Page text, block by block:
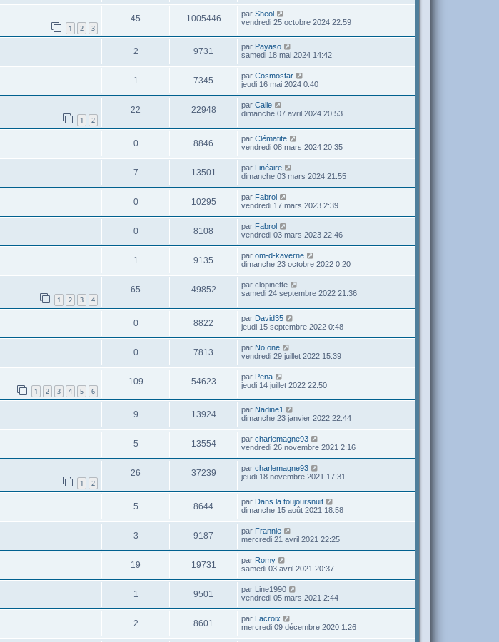
1 2 3
45 1005446 par Sheol
vendredi 25 octobre 2024 22:59
2 9731 par Payaso
samedi 18 mai 2024 14:42
1 7345 par Cosmostar
jeudi 16 mai 2024 0:40
1 2
22 22948 par Calie
dimanche 07 avril 2024 20:53
0 8846 par Clématite
vendredi 08 mars 2024 20:35
7 13501 par Linéaire
dimanche 03 mars 2024 21:55
0 10295 par Fabrol
vendredi 17 mars 2023 2:39
0 8108 par Fabrol
vendredi 03 mars 2023 22:46
1 9135 par om-d-kaverne
dimanche 23 octobre 2022 0:20
1 2 3 4
65 49852 par clopinette
samedi 24 septembre 2022 21:36
0 8822 par David35
jeudi 15 septembre 2022 0:48
0 7813 par No one
vendredi 29 juillet 2022 15:39
1 2 3 4 5 6
109 54623 par Pena
jeudi 14 juillet 2022 22:50
9 13924 par Nadine1
dimanche 23 janvier 2022 22:44
5 13554 par charlemagne93
vendredi 26 novembre 2021 2:16
1 2
26 37239 par charlemagne93
jeudi 18 novembre 2021 17:31
5 8644 par Dans la toujoursnuit
dimanche 15 août 2021 18:58
3 9187 par Frannie
mercredi 21 avril 2021 22:25
19 19731 par Romy
samedi 03 avril 2021 20:37
1 9501 par Line1990
vendredi 05 mars 2021 2:44
2 8601 par Lacroix
mercredi 09 décembre 2020 1:26